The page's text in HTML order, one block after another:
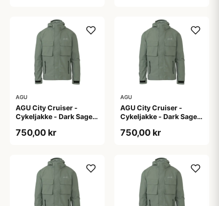
AGU
AGU City Cruiser -
Cykeljakke - Dark Sage -
750,00 kr
AGU
AGU City Cruiser -
Cykeljakke - Dark Sage -
750,00 kr